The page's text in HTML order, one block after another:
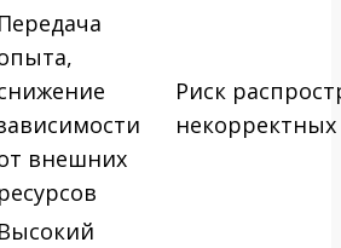
Передача
внешних
ресурсов
Риск
Высокий